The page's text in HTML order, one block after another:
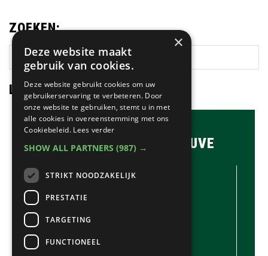
ZOEKEN:
Zoek
op
deze
website
LAATSTE NIEUWS:
BRASSERIE & BAR MAUVE
CONTACTGEGEVENS //
info@mauve.nl
×
Deze website maakt
gebruik van cookies.
Deze website gebruikt cookies om uw
gebruikerservaring te verbeteren. Door
onze website te gebruiken, stemt u in met
alle cookies in overeenstemming met ons
Cookiebeleid. Lees verder
SHOW ALL PARTNERS (987) →
STRIKT NOODZAKELIJK
PRESTATIE
TARGETING
FUNCTIONEEL